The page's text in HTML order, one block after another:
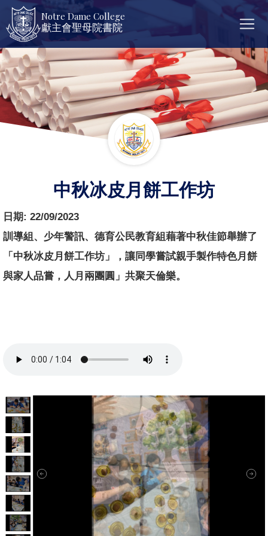
Notre Dame College
獻主會聖母院書院
中秋冰皮月餅工作坊
日期: 22/09/2023
訓導組、少年警訊、德育公民教育組藉著中秋佳節舉辦了
「 中秋冰皮月餅工作坊」，讓同學嘗試親手製作特色月餅
與家人品嘗， 人月兩團圓」共聚天倫樂。